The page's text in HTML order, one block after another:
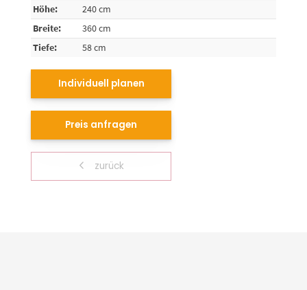
Höhe:
240 cm
Breite:
360 cm
Tiefe:
58 cm
Individuell planen
Preis anfragen
zurück